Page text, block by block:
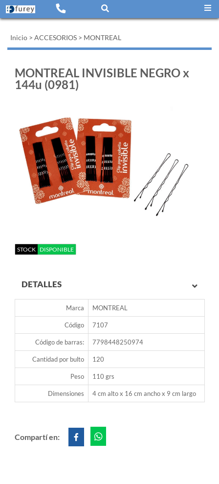
Inicio > ACCESORIOS > MONTREAL
MONTREAL INVISIBLE NEGRO x
144u (0981)
STOCK DISPONIBLE
DETALLES
Marca MONTREAL
Código 7107
Código de barras: 7798448250974
Cantidad por bulto 120
Peso 110 grs
Dimensiones 4 cm alto x 16 cm ancho x 9 cm largo
Compartí en: